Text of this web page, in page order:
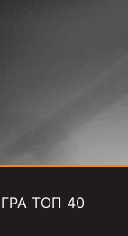
ТОП 40